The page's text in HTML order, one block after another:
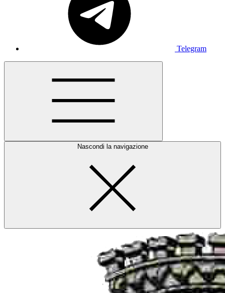
Telegram
Nascondi la navigazione